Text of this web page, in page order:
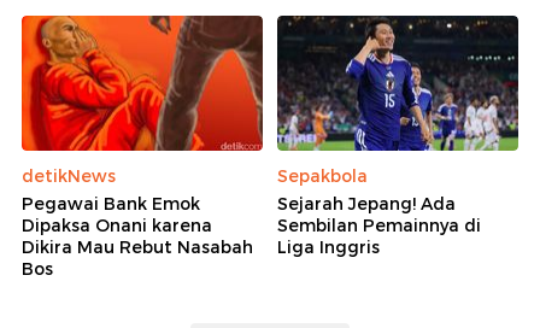
detikNews
Pegawai Bank Emok
Dipaksa Onani karena
Dikira Mau Rebut Nasabah
Bos
Sepakbola
Sejarah Jepang! Ada
Sembilan Pemainnya di
Liga Inggris